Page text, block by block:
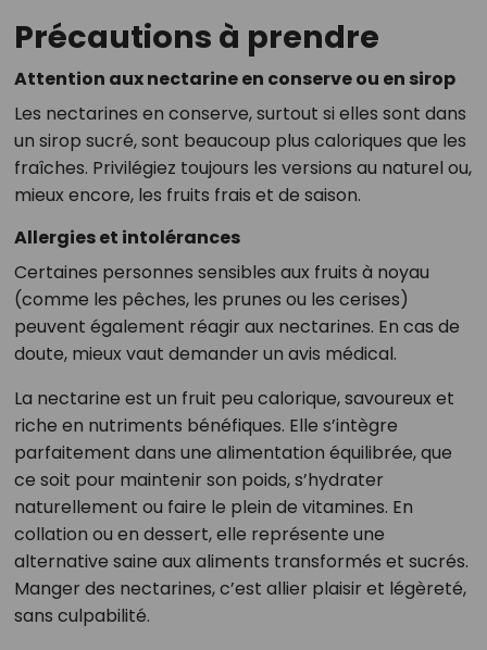
Précautions à prendre
Attention aux nectarine en conserve ou en sirop
Les nectarines en conserve, surtout si elles sont dans
un sirop sucré, sont beaucoup plus caloriques que les
fraîches. Privilégiez toujours les versions au naturel ou,
mieux encore, les fruits frais et de saison.
Allergies et intolérances
Certaines personnes sensibles aux fruits à noyau
(comme les pêches, les prunes ou les cerises)
peuvent également réagir aux nectarines. En cas de
doute, mieux vaut demander un avis médical.
La nectarine est un fruit peu calorique, savoureux et
riche en nutriments bénéfiques. Elle s’intègre
parfaitement dans une alimentation équilibrée, que
ce soit pour maintenir son poids, s’hydrater
naturellement ou faire le plein de vitamines. En
collation ou en dessert, elle représente une
alternative saine aux aliments transformés et sucrés.
Manger des nectarines, c’est allier plaisir et légèreté,
sans culpabilité.